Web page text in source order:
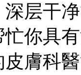
深层干
忙你具
膚科